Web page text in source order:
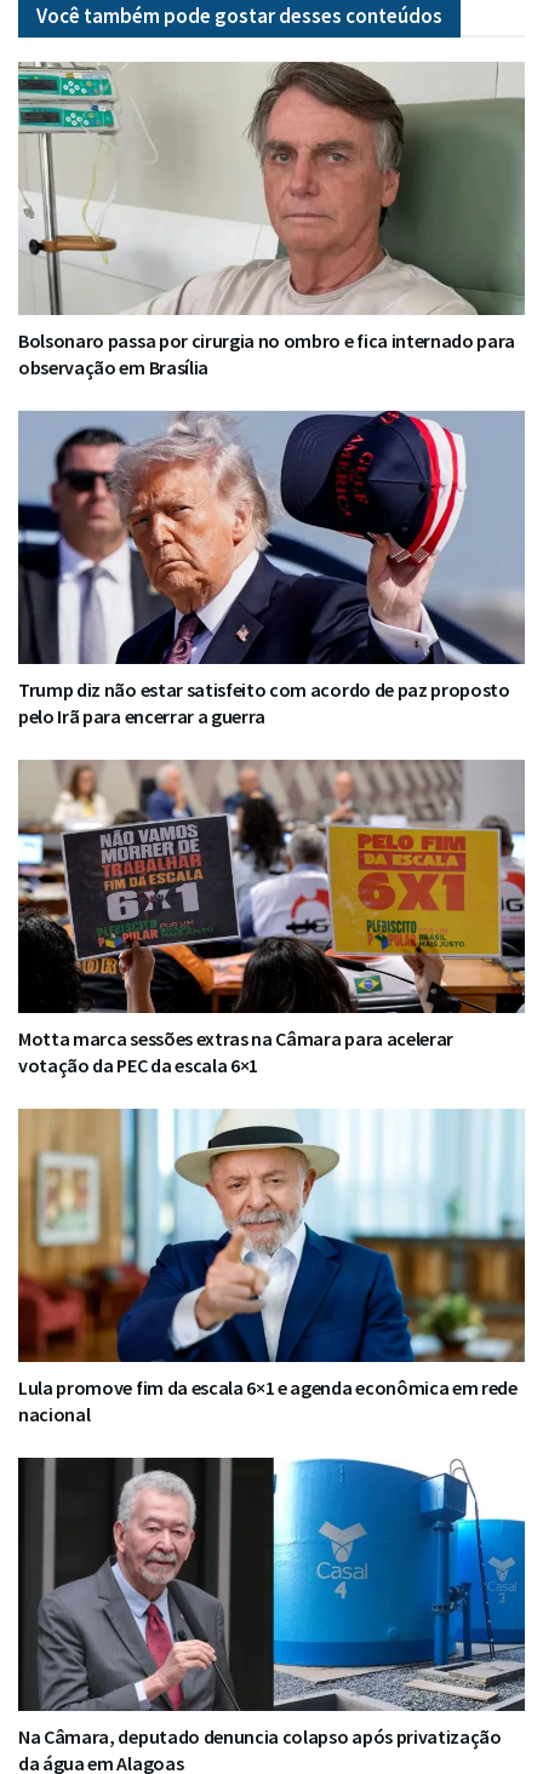
Você também pode gostar desses conteúdos
Bolsonaro passa por cirurgia no ombro e fica internado para
observação em Brasília
Trump diz não estar satisfeito com acordo de paz proposto
pelo Irã para encerrar a guerra
Motta marca sessões extras na Câmara para acelerar
votação da PEC da escala 6×1
Lula promove fim da escala 6×1 e agenda econômica em rede
nacional
Na Câmara, deputado denuncia colapso após privatização
da água em Alagoas